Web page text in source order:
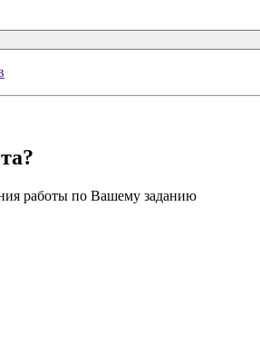
работы по Вашему заданию